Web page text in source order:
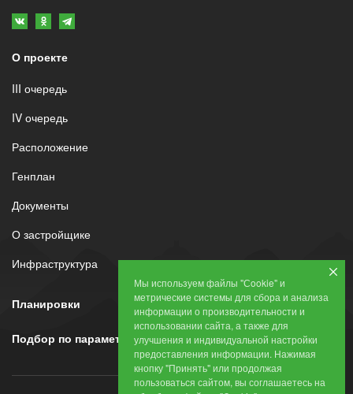
О проекте
III очередь
IV очередь
Расположение
Генплан
Документы
О застройщике
Инфраструктура
Планировки
Подбор по параметрам
Мы используем файлы "Сookie" и
метрические системы для сбора и анализа
информации о производительности и
использовании сайта, а также для
улучшения и индивидуальной настройки
предоставления информации. Нажимая
кнопку "Принять" или продолжая
пользоваться сайтом, вы соглашаетесь на